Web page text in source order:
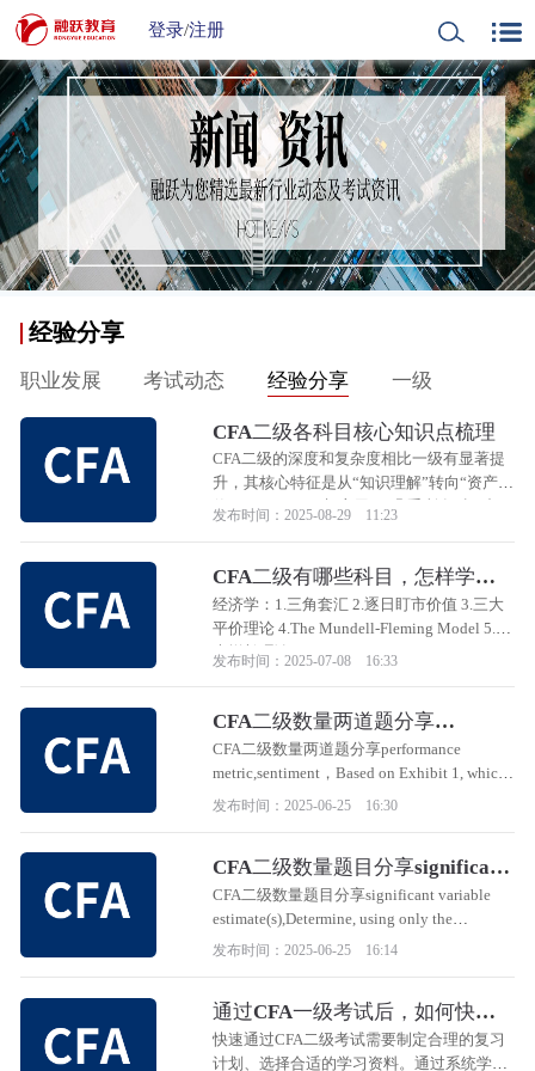
登录/注册
经验分享
职业发展 考试动态 经验分享 一级
CFA二级各科目核心知识点梳理
CFA二级的深度和复杂度相比一级有显著提
升，其核心特征是从“知识理解”转向“资产估
值（Valuation）与应用”。几乎所有科目都
发布时间：2025-08-29 11:23
CFA二级有哪些科目，怎样学习
更高效？
经济学：1.三角套汇 2.逐日盯市价值 3.三大
平价理论 4.The Mundell-Fleming Model 5.三
大增长理论
发布时间：2025-07-08 16:33
CFA二级数量两道题分享
performance metric,sentiment
CFA二级数量两道题分享performance
metric,sentiment，Based on Exhibit 1, which
confusion matrix demonstrates the most
发布时间：2025-06-25 16:30
CFA二级数量题目分享significant
variable estimate(s)
CFA二级数量题目分享significant variable
estimate(s),Determine, using only the
statistically significant variable estimate(s) in
发布时间：2025-06-25 16:14
通过CFA一级考试后，如何快速
通过二级考试？
快速通过CFA二级考试需要制定合理的复习
计划、选择合适的学习资料。通过系统学习